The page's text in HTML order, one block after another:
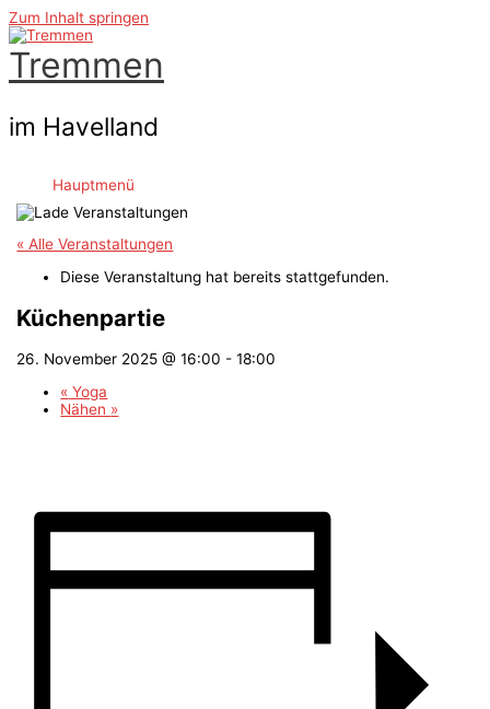
Zum Inhalt springen
Tremmen
im Havelland
Hauptmenü
« Alle Veranstaltungen
Diese Veranstaltung hat bereits stattgefunden.
Küchenpartie
26. November 2025 @ 16:00 -18:00
« Yoga
Nähen »